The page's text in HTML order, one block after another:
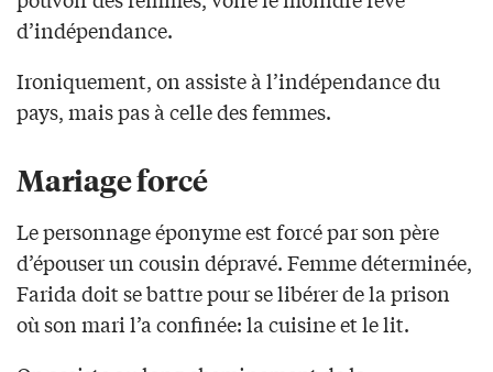
d’indépendance.
Ironiquement, on assiste à l’indépendance du
pays, mais pas à celle des femmes.
Mariage forcé
Le personnage éponyme est forcé par son père
d’épouser un cousin dépravé. Femme déterminée,
Farida doit se battre pour se libérer de la prison
où son mari l’a confinée: la cuisine et le lit.